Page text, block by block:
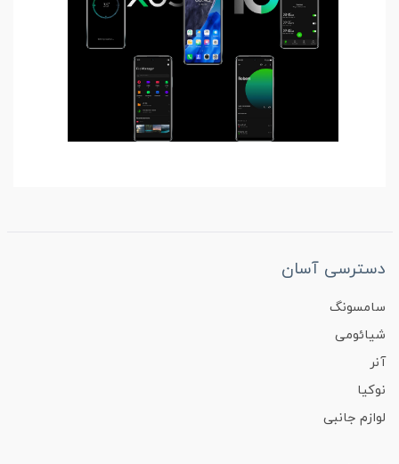
دسترسی آسان
سامسونگ
شیائومی
آنر
نوکیا
لوازم جانبی